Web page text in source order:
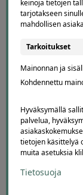
aloittelijoille | -
186,92€ 9
keinoja tietojen
tarjotakseen
mahdollisen
Tarkoitukset
Mainonnan ja
Kohdennettu
Hyväksymällä
palvelua,
tietojen käsittelyä
muita asetuksia
Tietosuoja